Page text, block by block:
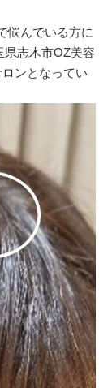
悩んでいる方に
県志木市OZ美容
ンとなってい